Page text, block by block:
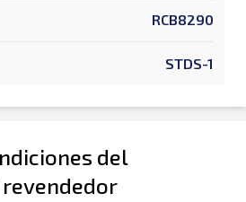
RCB8290
STDS-1
del